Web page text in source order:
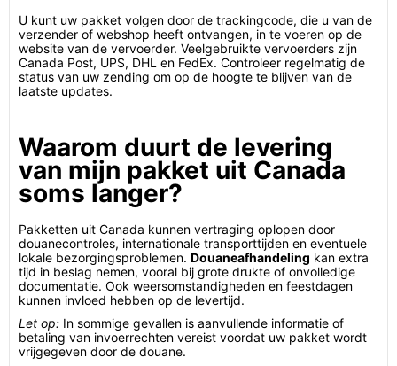
U kunt uw pakket volgen door de trackingcode, die u van de
verzender of webshop heeft ontvangen, in te voeren op de
website van de vervoerder. Veelgebruikte vervoerders zijn
Canada Post, UPS, DHL en FedEx. Controleer regelmatig de
status van uw zending om op de hoogte te blijven van de
laatste updates.
Waarom duurt de levering
van mijn pakket uit Canada
soms langer?
Pakketten uit Canada kunnen vertraging oplopen door
douanecontroles, internationale transporttijden en eventuele
lokale bezorgingsproblemen. Douaneafhandeling kan extra
tijd in beslag nemen, vooral bij grote drukte of onvolledige
documentatie. Ook weersomstandigheden en feestdagen
kunnen invloed hebben op de levertijd.
Let op: In sommige gevallen is aanvullende informatie of
betaling van invoerrechten vereist voordat uw pakket wordt
vrijgegeven door de douane.